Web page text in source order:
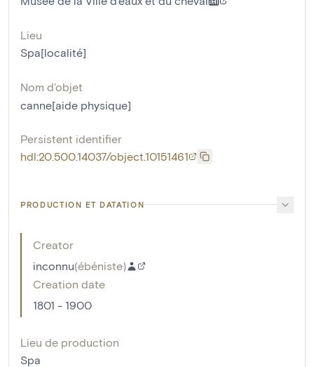
Lieu
Spa[localité]
Nom d'objet
canne[aide physique]
Persistent identifier
hdl:20.500.14037/object.10151461
PRODUCTION ET DATATION
Creator
inconnu(ébéniste)
Creation date
1801 - 1900
Lieu de production
Spa